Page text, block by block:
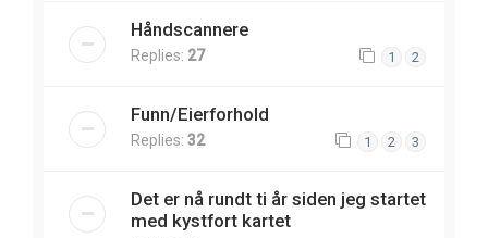
Håndscannere
Replies: 27 1 2
Funn/Eierforhold
Replies: 32 1 2 3
Det er nå rundt ti år siden jeg startet
med kystfort kartet